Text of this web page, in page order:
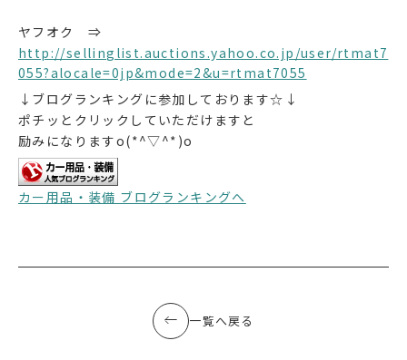
ヤフオク ⇒
http://sellinglist.auctions.yahoo.co.jp/user/rtmat7
055?alocale=0jp&mode=2&u=rtmat7055
↓ブログランキングに参加しております☆↓
ポチッとクリックしていただけますと
励みになりますo(*^▽^*)o
カー用品・装備 ブログランキングへ
一覧へ戻る